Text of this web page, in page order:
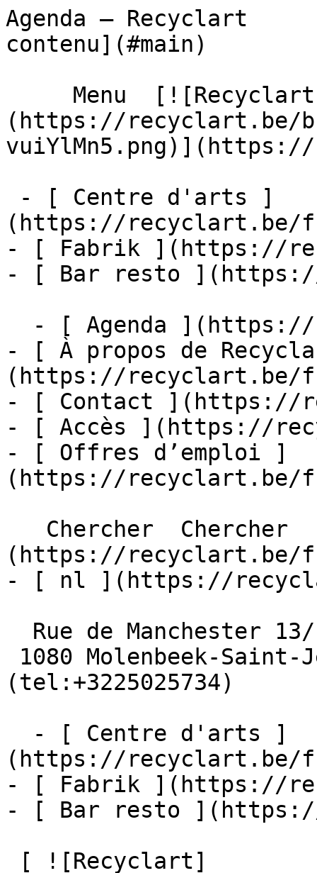
Agenda –
contenu](#main)
(https://recyclart.be/
(https://recyclart.be/
- [ Fabrik ](https://
- [ Bar resto
- [ À propos de
(https://recyclart.be/
- [ Contact ](https://
- [ Accès ](https://
- [ Offres d’emploi ]
(https://recyclart.be/
(https://recyclart.be/
- [ nl ](https://
(tel:+3225025734)
(https://recyclart.be/
- [ Fabrik ](https://
- [ Bar resto